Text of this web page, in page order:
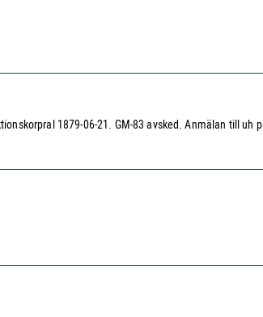
1879-06-21. GM-83 avsked. Anmälan till uh